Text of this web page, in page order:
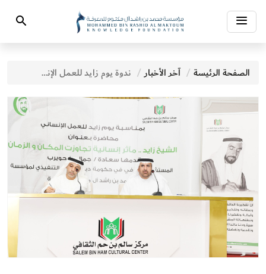
Toggle
navigation
Search
الصفحة الرئيسة آخر الأخبار ندوة يوم زايد للعمل الإنساني